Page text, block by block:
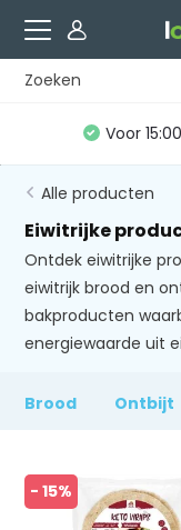
Alle producten
Eiwitrijke
Ontdek eiwitrijke
eiwitrijk brood en
bakproducten
energiewaarde uit
Brood Ontbijt
- 15%